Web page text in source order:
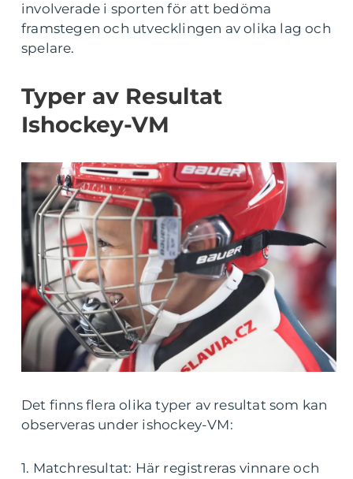
involverade i sporten för att bedöma
framstegen och utvecklingen av olika lag och
spelare.
Typer av Resultat
Ishockey-VM
Det finns flera olika typer av resultat som kan
observeras under ishockey-VM:
1. Matchresultat: Här registreras vinnare och